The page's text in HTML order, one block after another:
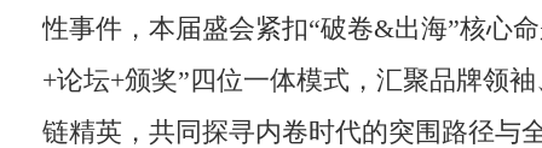
性事件，本届盛会紧扣“破卷&出海”核心
+论坛+颁奖”四位一体模式，汇聚品牌领
链精英，共同探寻内卷时代的突围路径与